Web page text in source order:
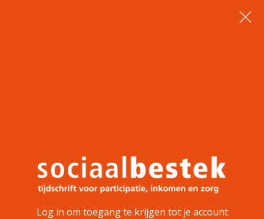
Log in om toegang te krijgen tot je account